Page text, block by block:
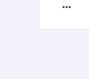
more_horiz